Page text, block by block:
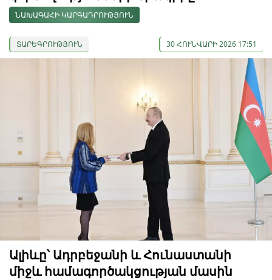
ՆԱԽԱԳԱՀԻ ԿԱՐԳԱԴՐՈՒԹՅՈՒՆ
ՏԱՐԵԳՐՈՒԹՅՈՒՆ 30 ՀՈՒՆՎԱՐԻ 2026 17:51
Ալիևը՝ Ադրբեջանի և Հունաստանի
միջև համագործակցության մասին